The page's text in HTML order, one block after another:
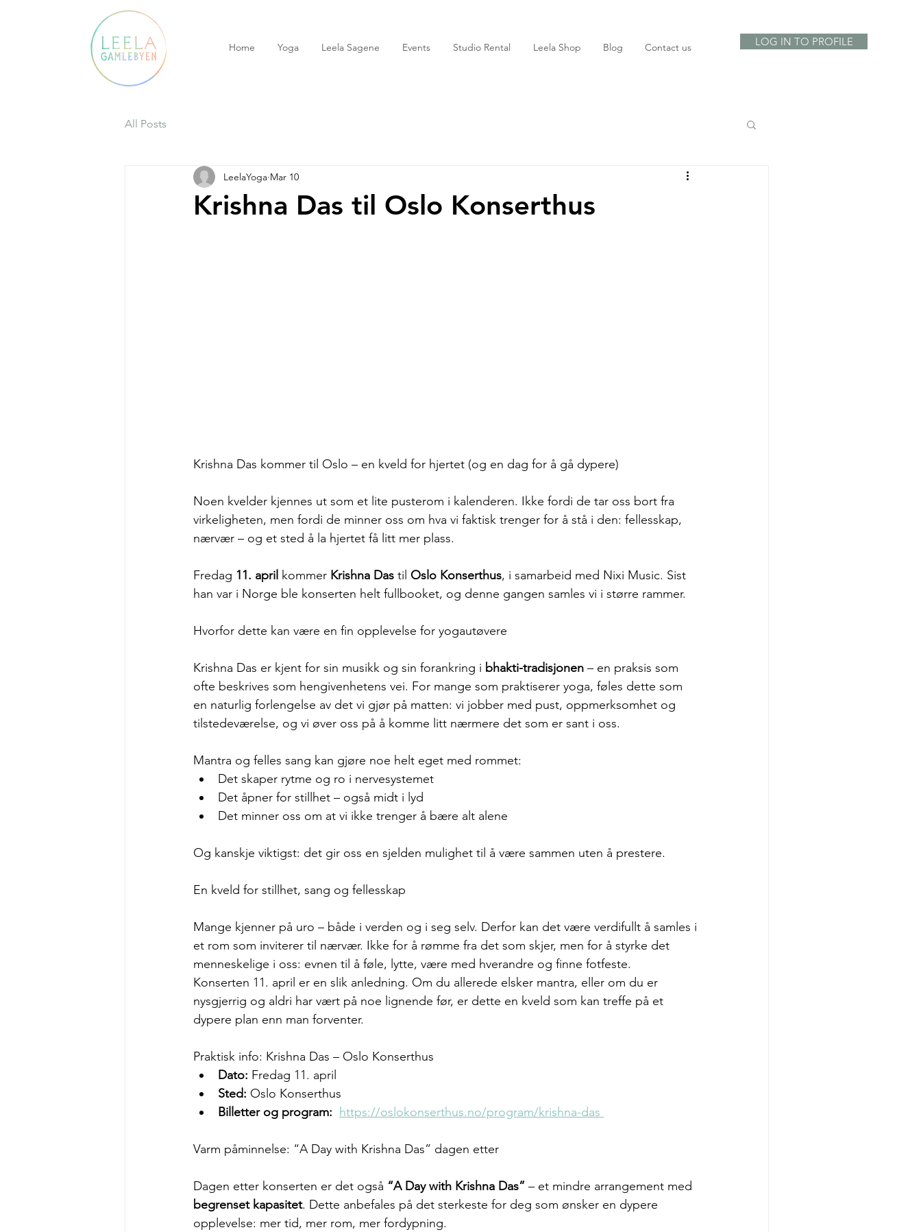
Home Yoga Leela Sagene Events Studio Rental Leela Shop Blog Contact us LOG IN TO PROFILE
All Posts
Krishna Das til Oslo Konserthus
LeelaYoga Mar 10
Krishna Das kommer til Oslo – en kveld for hjertet (og en dag for å gå dypere)
Noen kvelder kjennes ut som et lite pusterom i kalenderen. Ikke fordi de tar oss bort fra
virkeligheten, men fordi de minner oss om hva vi faktisk trenger for å stå i den: fellesskap,
nærvær – og et sted å la hjertet få litt mer plass.
Fredag 11. april kommer Krishna Das til Oslo Konserthus, i samarbeid med Nixi Music. Sist
han var i Norge ble konserten helt fullbooket, og denne gangen samles vi i større rammer.
Hvorfor dette kan være en fin opplevelse for yogautøvere
Krishna Das er kjent for sin musikk og sin forankring i bhakti-tradisjonen – en praksis som
ofte beskrives som hengivenhetens vei. For mange som praktiserer yoga, føles dette som
en naturlig forlengelse av det vi gjør på matten: vi jobber med pust, oppmerksomhet og
tilstedeværelse, og vi øver oss på å komme litt nærmere det som er sant i oss.
Mantra og felles sang kan gjøre noe helt eget med rommet:
Det skaper rytme og ro i nervesystemet
Det åpner for stillhet – også midt i lyd
Det minner oss om at vi ikke trenger å bære alt alene
Og kanskje viktigst: det gir oss en sjelden mulighet til å være sammen uten å prestere.
En kveld for stillhet, sang og fellesskap
Mange kjenner på uro – både i verden og i seg selv. Derfor kan det være verdifullt å samles i
et rom som inviterer til nærvær. Ikke for å rømme fra det som skjer, men for å styrke det
menneskelige i oss: evnen til å føle, lytte, være med hverandre og finne fotfeste.
Konserten 11. april er en slik anledning. Om du allerede elsker mantra, eller om du er
nysgjerrig og aldri har vært på noe lignende før, er dette en kveld som kan treffe på et
dypere plan enn man forventer.
Praktisk info: Krishna Das – Oslo Konserthus
Dato: Fredag 11. april
Sted: Oslo Konserthus
Billetter og program: https://oslokonserthus.no/program/krishna-das
Varm påminnelse: “A Day with Krishna Das” dagen etter
Dagen etter konserten er det også “A Day with Krishna Das” – et mindre arrangement med
begrenset kapasitet. Dette anbefales på det sterkeste for deg som ønsker en dypere
opplevelse: mer tid, mer rom, mer fordypning.